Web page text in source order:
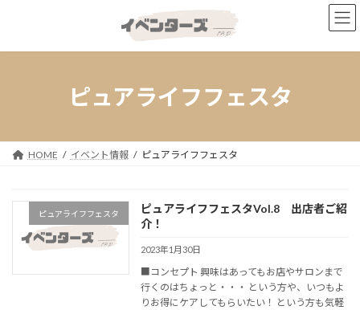
ン
ー
ピュアライフフェスタ
HOME イベント情報 ピュアライフフェスタ
ピュアライフフェスタ
ピュアライフフェスタVol.8 出店者ご紹
介！
2023年1月30日
■コンセプト 興味はあってもお店やサロンまで
行くのはちょっと・・・ という方や、いつもよ
りお得にケアしてもらいたい！ という方も気軽